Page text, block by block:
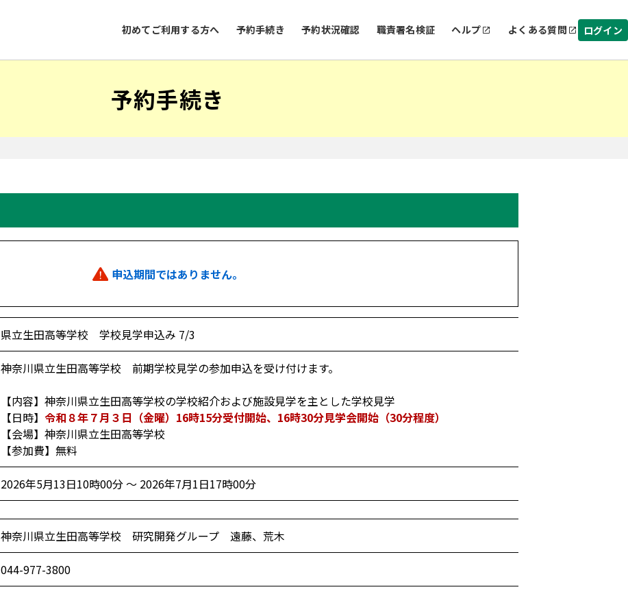
初めてご利用する方へ 予約手続き 予約状況確認 職責署名検証 ヘルプ よくある質問 ログイン
予約手続き
申込期間ではありません。
県立生田高等学校 学校見学申込み 7/3
神奈川県立生田高等学校 前期学校見学の参加申込を受け付けます。
【内容】神奈川県立生田高等学校の学校紹介および施設見学を主とした学校見学
【日時】 令和８年７月３日（金曜）16時15分受付開始、16時30分見学会開始（30分程度）
【会場】神奈川県立生田高等学校
【参加費】無料
2026年5月13日10時00分 ～ 2026年7月1日17時00分
神奈川県立生田高等学校 研究開発グループ 遠藤、荒木
044-977-3800